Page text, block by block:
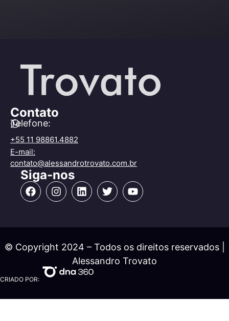
Contato
Telefone:
+55 11 98861.4882
E-mail:
contato@alessandrotrovato.com.br
Siga-nos
© Copyright 2024 – Todos os direitos reservados |
Alessandro Trovato
CRIADO POR: